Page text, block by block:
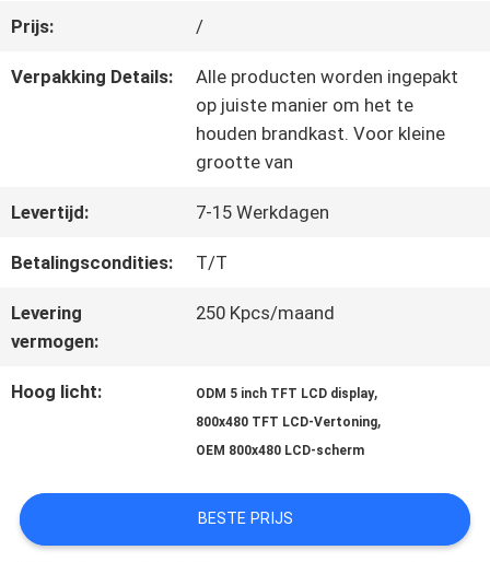
ONS
VRAAG
EEN
OFFERTE
SITEMAP
PRIVACY
POLICY
Prijs: /
Verpakking Details:
Alle producten worden ingepakt
op juiste manier om het te
houden brandkast. Voor kleine
grootte van
Levertijd: 7-15 Werkdagen
Betalingscondities: T/T
Levering
vermogen:
250 Kpcs/maand
Hoog licht: ODM 5 inch TFT LCD display,
800x480 TFT LCD-Vertoning,
OEM 800x480 LCD-scherm
BESTE PRIJS